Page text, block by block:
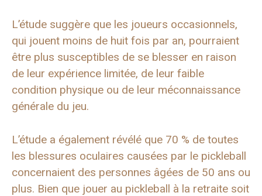
L’étude suggère que les joueurs occasionnels,
qui jouent moins de huit fois par an, pourraient
être plus susceptibles de se blesser en raison
de leur expérience limitée, de leur faible
condition physique ou de leur méconnaissance
générale du jeu.
L’étude a également révélé que 70 % de toutes
les blessures oculaires causées par le pickleball
concernaient des personnes âgées de 50 ans ou
plus. Bien que jouer au pickleball à la retraite soit